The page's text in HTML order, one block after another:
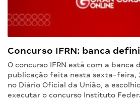
Concurso IFRN: banca
O concurso IFRN está com a banca
publicação feita nesta sexta-feira,
no Diário Oficial da União, a
executar o concurso Instituto